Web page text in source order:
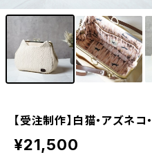
【受注制作】白猫・アズネ
¥21,500